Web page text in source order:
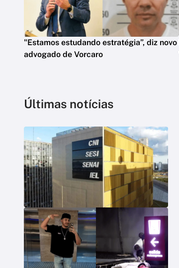
"Estamos estudando estratégia”, diz novo
advogado de Vorcaro
Últimas notícias